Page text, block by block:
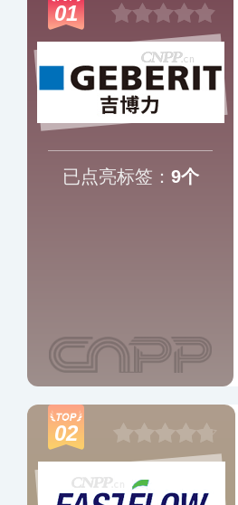
01
已点亮标签： 9个
02